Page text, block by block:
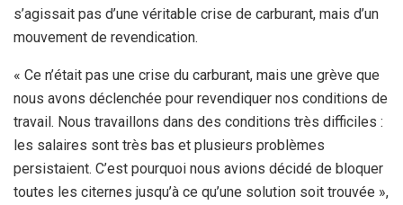
s’agissait pas d’une véritable crise de carburant, mais d’un
mouvement de revendication.
« Ce n’était pas une crise du carburant, mais une grève que
nous avons déclenchée pour revendiquer nos conditions de
travail. Nous travaillons dans des conditions très difficiles :
les salaires sont très bas et plusieurs problèmes
persistaient. C’est pourquoi nous avions décidé de bloquer
toutes les citernes jusqu’à ce qu’une solution soit trouvée »,